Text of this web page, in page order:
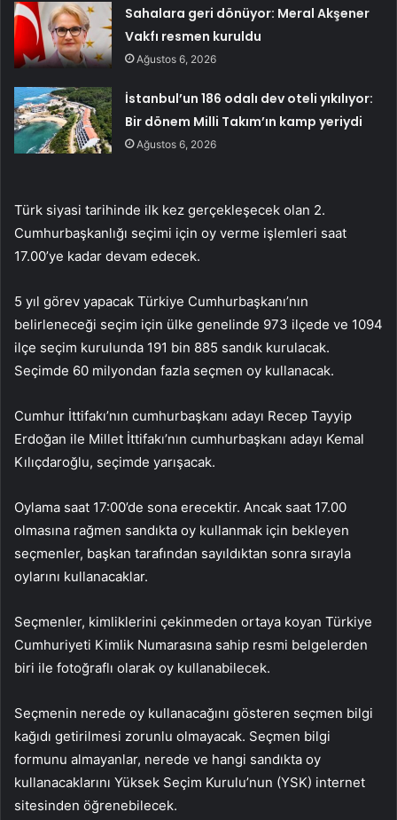
Sahalara geri dönüyor: Meral Akşener
Vakfı resmen kuruldu
Ağustos 6, 2026
İstanbul’un 186 odalı dev oteli yıkılıyor:
Bir dönem Milli Takım’ın kamp yeriydi
Ağustos 6, 2026
Türk siyasi tarihinde ilk kez gerçekleşecek olan 2.
Cumhurbaşkanlığı seçimi için oy verme işlemleri saat
17.00’ye kadar devam edecek.
5 yıl görev yapacak Türkiye Cumhurbaşkanı’nın
belirleneceği seçim için ülke genelinde 973 ilçede ve 1094
ilçe seçim kurulunda 191 bin 885 sandık kurulacak.
Seçimde 60 milyondan fazla seçmen oy kullanacak.
Cumhur İttifakı’nın cumhurbaşkanı adayı Recep Tayyip
Erdoğan ile Millet İttifakı’nın cumhurbaşkanı adayı Kemal
Kılıçdaroğlu, seçimde yarışacak.
Oylama saat 17:00’de sona erecektir. Ancak saat 17.00
olmasına rağmen sandıkta oy kullanmak için bekleyen
seçmenler, başkan tarafından sayıldıktan sonra sırayla
oylarını kullanacaklar.
Seçmenler, kimliklerini çekinmeden ortaya koyan Türkiye
Cumhuriyeti Kimlik Numarasına sahip resmi belgelerden
biri ile fotoğraflı olarak oy kullanabilecek.
Seçmenin nerede oy kullanacağını gösteren seçmen bilgi
kağıdı getirilmesi zorunlu olmayacak. Seçmen bilgi
formunu almayanlar, nerede ve hangi sandıkta oy
kullanacaklarını Yüksek Seçim Kurulu’nun (YSK) internet
sitesinden öğrenebilecek.